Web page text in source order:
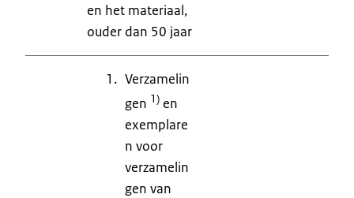
en het materiaal,
ouder dan 50 jaar
Verzamelin
gen 1) en
exemplare
n voor
verzamelin
gen van